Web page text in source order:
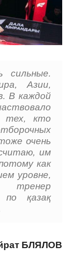
сильные.
Азии,
В каждой
тех, кто
очень
им
как
уровне,
по қазақ
БЛЯЛОВ